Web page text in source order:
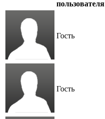
пользователя
Гость
Гость